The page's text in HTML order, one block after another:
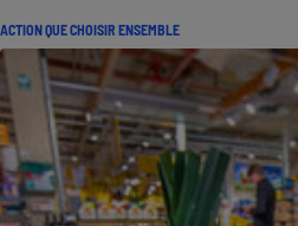
ACTION QUE CHOISIR ENSEMBLE